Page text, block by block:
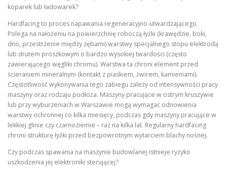
koparek lub ładowarek?
Hardfacing to proces napawania regeneracyjno-utwardzającego.
Polega na nałożeniu na powierzchnię roboczą łyżki (krawędzie, boki,
dno, przestrzenie między zębami) warstwy specjalnego stopu elektrodą
lub drutem proszkowym o bardzo wysokiej twardości (często
zawierającego węgliki chromu). Warstwa ta chroni element przed
ścieraniem mineralnym (kontakt z piaskiem, żwirem, kamieniami).
Częstotliwość wykonywania tego zabiegu zależy od intensywności pracy
maszyny oraz rodzaju podłoża. Maszyny pracujące w ostrym kruszywie
lub przy wyburzeniach w Warszawie mogą wymagać odnowienia
warstwy ochronnej co kilka miesięcy, podczas gdy maszyny pracujące w
lekkiej glinie czy czarnoziemie – raz na kilka lat. Regularny hardfacing
chroni strukturę łyżki przed bezpowrotnym wytarciem blachy nośnej.
Czy podczas spawania na maszynie budowlanej istnieje ryzyko
uszkodzenia jej elektroniki sterującej?